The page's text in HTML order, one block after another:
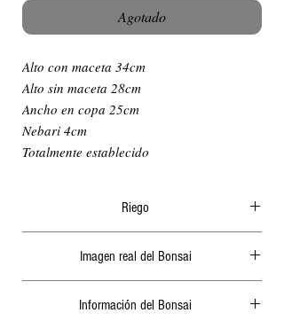
Agotado
Alto con maceta 34cm
Alto sin maceta 28cm
Ancho en copa 25cm
Nebari 4cm
Totalmente establecido
Riego
abundante, generalmente por la mañana o a
ultima hora de la tarde, nunca cuando le de el
sol ya que podría quemar las hojas o algunas
raíces. 2 días sin riego en verano podrían secar
Imagen real del Bonsai
nuestra página web.
Información del Bonsai